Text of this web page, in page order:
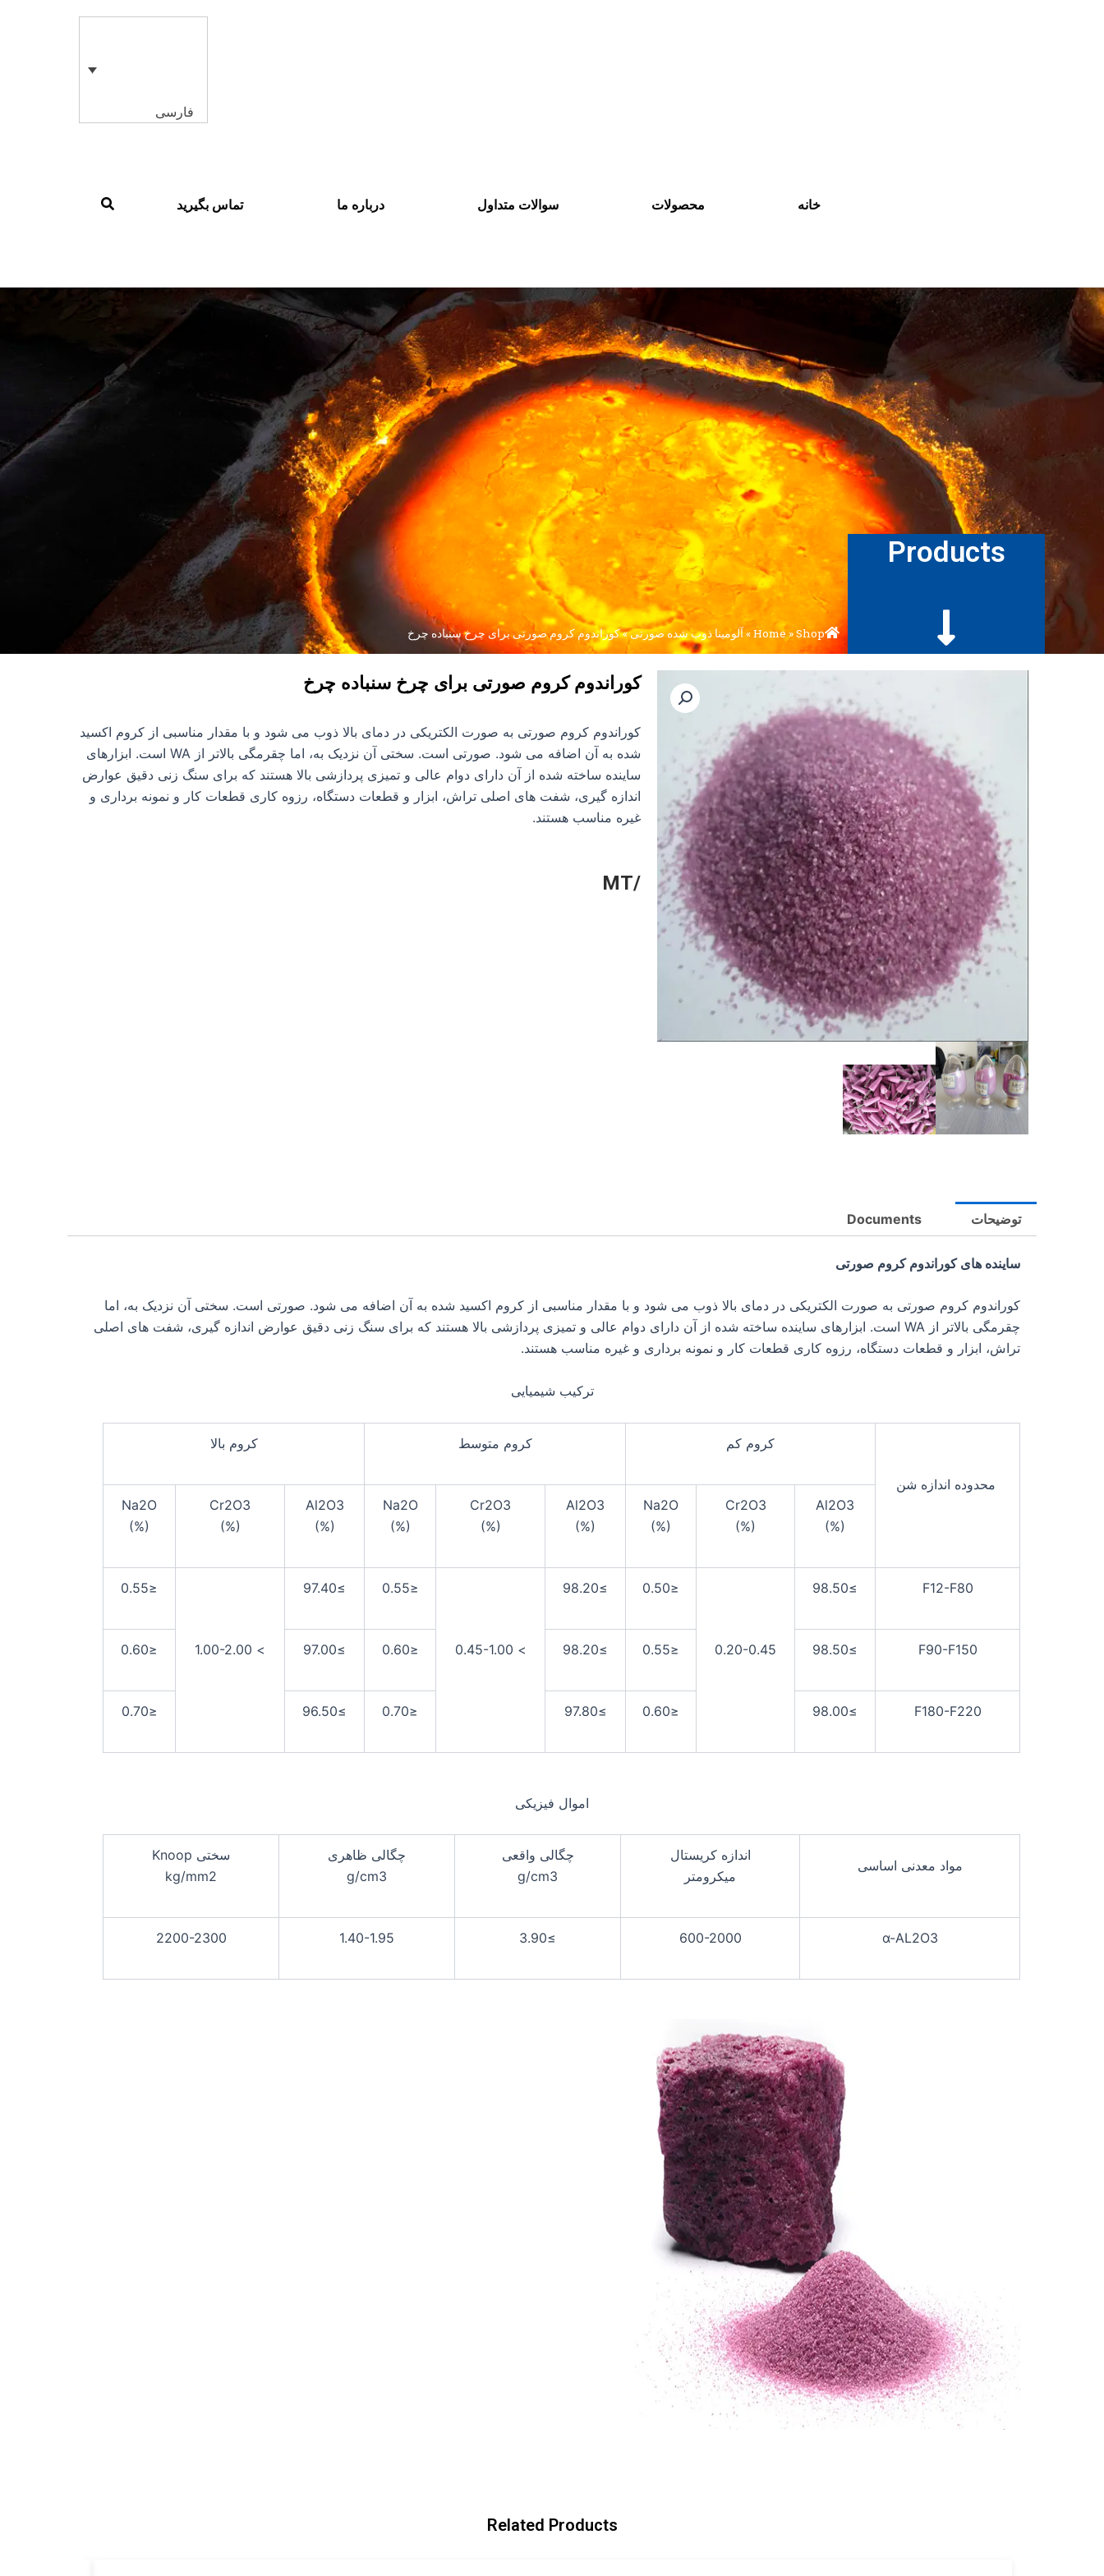
فارسی
خانه محصولات سوالات متداول درباره ما تماس بگیرید
Products
Home»Shop
»آلومینا ذوب شده صورتی»کوراندوم کروم صورتی برای چرخ سنباده چرخ
کوراندوم کروم صورتی برای چرخ سنباده چرخ
کوراندوم کروم صورتی به صورت الکتریکی در دمای بالا ذوب می شود و با مقدار مناسبی از کروم اکسید
شده به آن اضافه می شود. صورتی است. سختی آن نزدیک به، اما چقرمگی بالاتر از WA است. ابزارهای
ساینده ساخته شده از آن دارای دوام عالی و تمیزی پردازشی بالا هستند که برای سنگ زنی دقیق عوارض
اندازه گیری، شفت های اصلی تراش، ابزار و قطعات دستگاه، رزوه کاری قطعات کار و نمونه برداری و
غیره مناسب هستند.
/MT
توضیحات Documents
ساینده های کوراندوم کروم صورتی
کوراندوم کروم صورتی به صورت الکتریکی در دمای بالا ذوب می شود و با مقدار مناسبی از کروم اکسید شده به آن اضافه می شود. صورتی است. سختی آن نزدیک به، اما
چقرمگی بالاتر از WA است. ابزارهای ساینده ساخته شده از آن دارای دوام عالی و تمیزی پردازشی بالا هستند که برای سنگ زنی دقیق عوارض اندازه گیری، شفت های اصلی
تراش، ابزار و قطعات دستگاه، رزوه کاری قطعات کار و نمونه برداری و غیره مناسب هستند.
ترکیب شیمیایی
محدوده اندازه شن
کروم کم کروم متوسط کروم بالا
Al2O3
(%)
Cr2O3
(%)
Na2O
(%)
Al2O3
(%)
Cr2O3
(%)
Na2O
(%)
Al2O3
(%)
Cr2O3
(%)
Na2O
(%)
F12-F80
≥98.50
0.20-0.45
≤0.50
≥98.20
> 0.45-1.00
≤0.55
≥97.40
> 1.00-2.00
≤0.55
F90-F150
≥98.50
≤0.55
≥98.20
≤0.60
≥97.00
≤0.60
F180-F220
≥98.00
≤0.60
≥97.80
≤0.70
≥96.50
≤0.70
اموال فیزیکی
مواد معدنی اساسی
اندازه کریستال
میکرومتر
چگالی واقعی
g/cm3
چگالی ظاهری
g/cm3
سختی Knoop
kg/mm2
α-AL2O3
600-2000
≥3.90
1.40-1.95
2200-2300
Related Products